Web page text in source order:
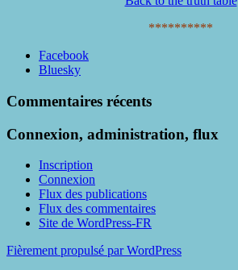
**********
Partager
"MNE
RBQpt"
Facebook
Bluesky
Commentaires récents
Connexion, administration, flux
Inscription
Connexion
Flux des publications
Flux des commentaires
Site de WordPress-FR
Fièrement propulsé par WordPress